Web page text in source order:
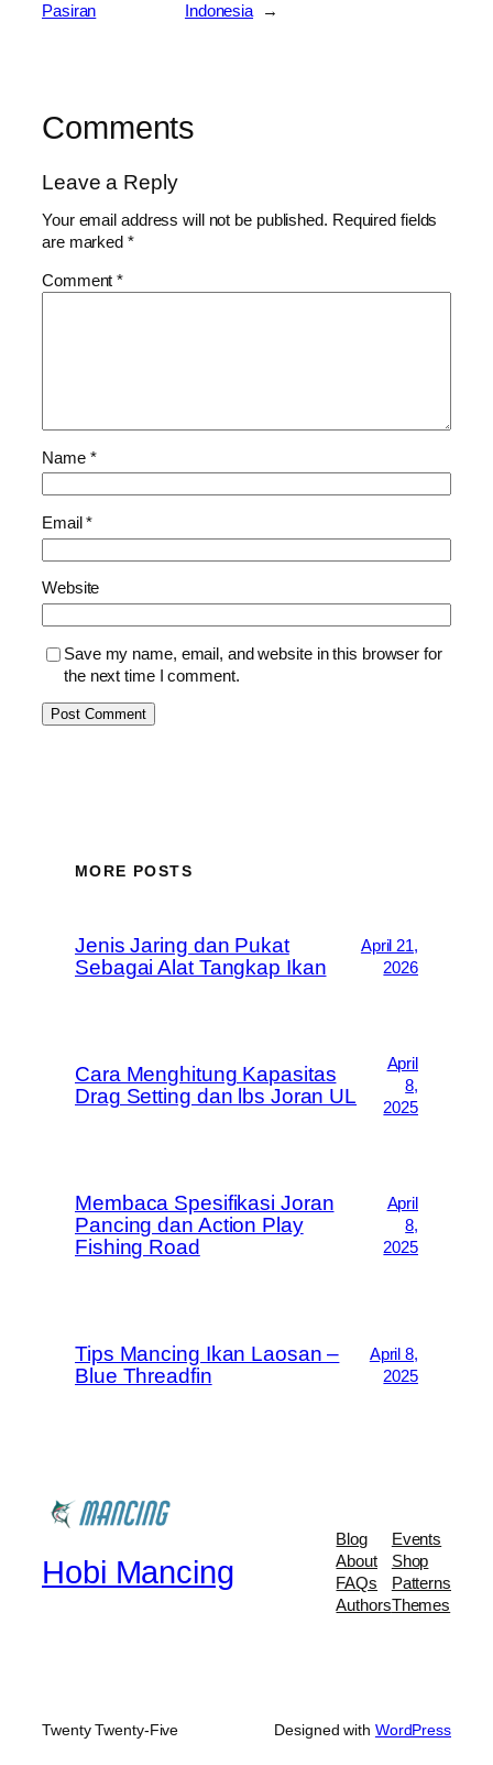
Pasiran
Indonesia
→
Comments
Leave a Reply
Your email address will not be published. Required fields
are marked *
Comment*
Name *
Email*
Website
Save my name, email, and website in this browser for
the next time I comment.
MORE POSTS
Jenis Jaring dan Pukat
Sebagai Alat Tangkap Ikan
April 21,
2026
Cara Menghitung Kapasitas
Drag Setting dan lbs Joran UL
April
8,
2025
Membaca Spesifikasi Joran
Pancing dan Action Play
Fishing Road
April
8,
2025
Tips Mancing Ikan Laosan –
Blue Threadfin
April 8,
2025
Hobi Mancing
Blog
About
FAQs
Authors
Events
Shop
Patterns
Themes
Twenty Twenty-Five Designed with WordPress